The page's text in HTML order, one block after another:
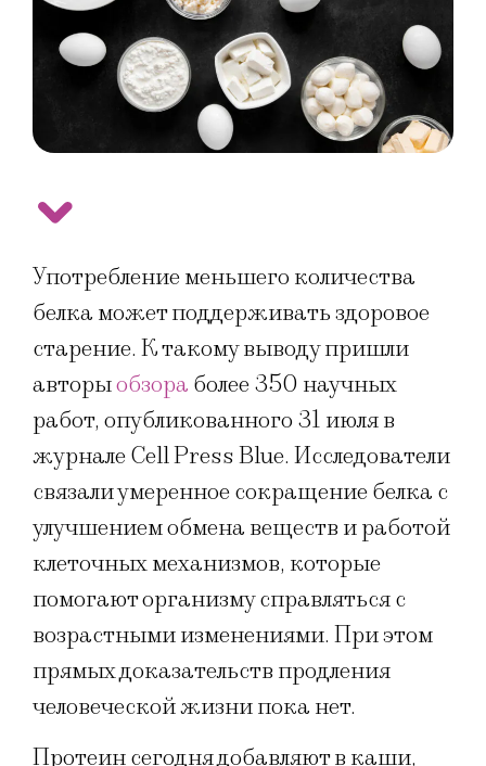
Употребление меньшего количества
белка может поддерживать здоровое
старение. К такому выводу пришли
авторыобзора более 350 научных
работ, опубликованного 31 июля в
журнале Cell Press Blue. Исследователи
связали умеренное сокращение белка с
улучшением обмена веществ и работой
клеточных механизмов, которые
помогают организму справляться с
возрастными изменениями. При этом
прямых доказательств продления
человеческой жизни пока нет.
Протеин сегодня добавляют в каши,